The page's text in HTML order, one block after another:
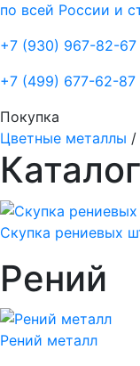
по всей России и
+7 (930) 967-82-67
+7 (499) 677-62-87
Покупка
Цветные металлы /
Каталог
Скупка рениевых
Рений
Рений металл